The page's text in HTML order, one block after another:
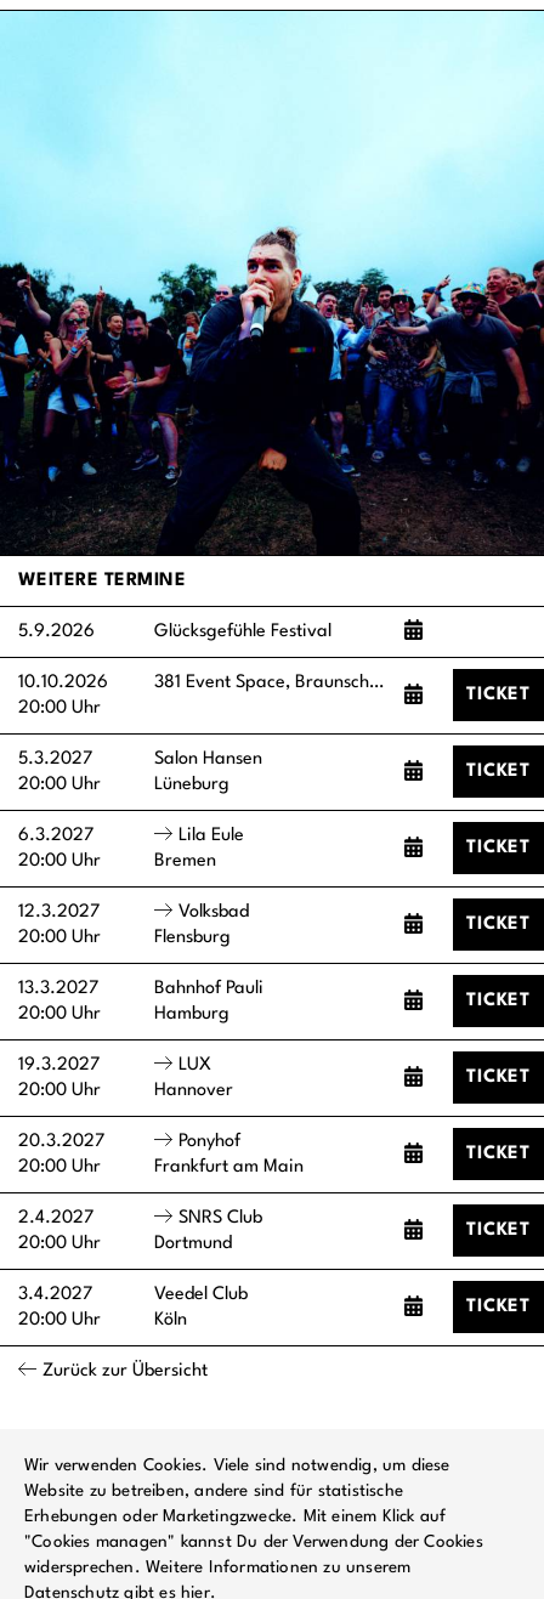
WEITERE TERMINE
5.9.2026 Glücksgefühle Festival
10.10.2026
20:00 Uhr
381 Event Space, Braunschweig
TICKET
5.3.2027
20:00 Uhr
Salon Hansen
Lüneburg
TICKET
6.3.2027
20:00 Uhr
Lila Eule
Bremen
TICKET
12.3.2027
20:00 Uhr
Volksbad
Flensburg
TICKET
13.3.2027
20:00 Uhr
Bahnhof Pauli
Hamburg
TICKET
19.3.2027
20:00 Uhr
LUX
Hannover
TICKET
20.3.2027
20:00 Uhr
Ponyhof
Frankfurt am Main
TICKET
2.4.2027
20:00 Uhr
SNRS Club
Dortmund
TICKET
3.4.2027
20:00 Uhr
Veedel Club
Köln
TICKET
Zurück zur Übersicht
Wir verwenden Cookies. Viele sind notwendig, um diese
Website zu betreiben, andere sind für statistische
Erhebungen oder Marketingzwecke. Mit einem Klick auf
"Cookies managen" kannst Du der Verwendung der Cookies
widersprechen. Weitere Informationen zu unserem
Datenschutz gibt es hier.